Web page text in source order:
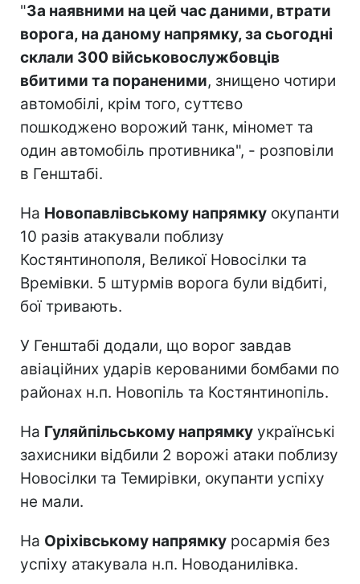
"За наявними на цей час даними, втрати
ворога, на даному напрямку, за сьогодні
склали 300 військовослужбовців
вбитими та пораненими, знищено чотири
автомобілі, крім того, суттєво
пошкоджено ворожий танк, міномет та
один автомобіль противника", - розповіли
в Генштабі.
На Новопавлівському напрямку окупанти
10 разів атакували поблизу
Костянтинополя, Великої Новосілки та
Времівки. 5 штурмів ворога були відбиті,
бої тривають.
У Генштабі додали, що ворог завдав
авіаційних ударів керованими бомбами по
районах н.п. Новопіль та Костянтинопіль.
На Гуляйпільському напрямку українські
захисники відбили 2 ворожі атаки поблизу
Новосілки та Темирівки, окупанти успіху
не мали.
На Оріхівському напрямку росармія без
успіху атакувала н.п. Новоданилівка.